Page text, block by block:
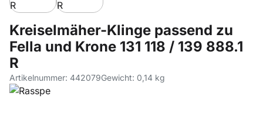
Kreiselmäher-Klinge passend zu
Fella und Krone 131 118 / 139 888.1
R
Artikelnummer: 442079Gewicht: 0,14 kg